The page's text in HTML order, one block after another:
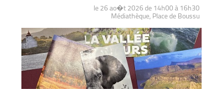
le 26 ao�t 2026 de 14h00 à 16h30
Médiathèque, Place de Boussu